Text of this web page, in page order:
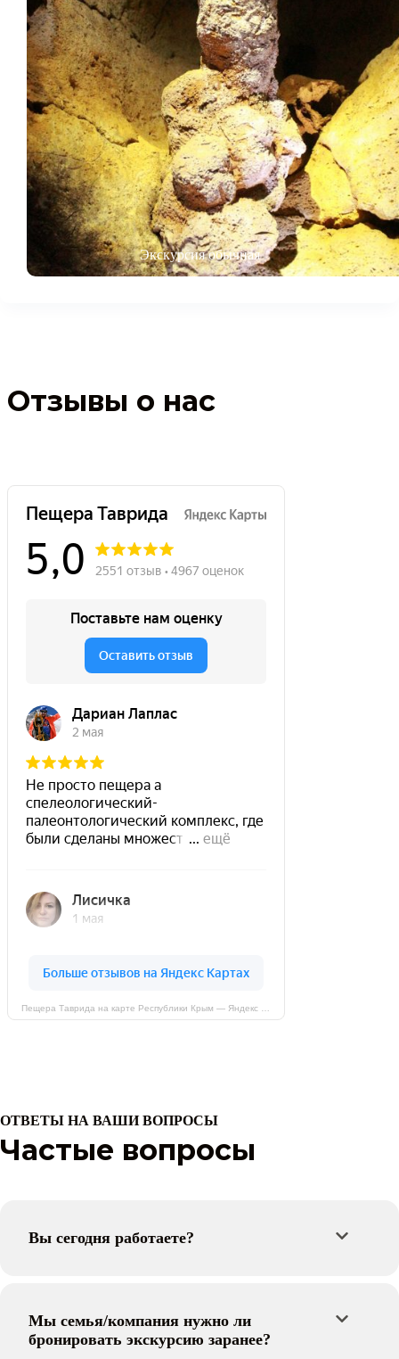
Экскурсия обычная
Отзывы о нас
ОТВЕТЫ НА ВАШИ ВОПРОСЫ
Частые вопросы
Вы сегодня работаете?
Мы семья/компания нужно ли
бронировать экскурсию заранее?